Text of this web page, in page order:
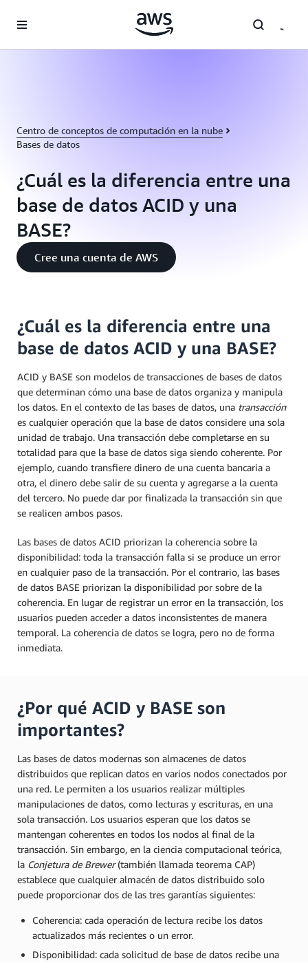
Centro de conceptos de computación en la nube
Bases de datos
¿Cuál es la diferencia entre una
base de datos ACID y una
BASE?
Cree una cuenta de AWS
¿Cuál es la diferencia entre una
base de datos ACID y una BASE?
ACID y BASE son modelos de transacciones de bases de datos
que determinan cómo una base de datos organiza y manipula
los datos. En el contexto de las bases de datos, una transacción
es cualquier operación que la base de datos considere una sola
unidad de trabajo. Una transacción debe completarse en su
totalidad para que la base de datos siga siendo coherente. Por
ejemplo, cuando transfiere dinero de una cuenta bancaria a
otra, el dinero debe salir de su cuenta y agregarse a la cuenta
del tercero. No puede dar por finalizada la transacción sin que
se realicen ambos pasos.
Las bases de datos ACID priorizan la coherencia sobre la
disponibilidad: toda la transacción falla si se produce un error
en cualquier paso de la transacción. Por el contrario, las bases
de datos BASE priorizan la disponibilidad por sobre de la
coherencia. En lugar de registrar un error en la transacción, los
usuarios pueden acceder a datos inconsistentes de manera
temporal. La coherencia de datos se logra, pero no de forma
inmediata.
¿Por qué ACID y BASE son
importantes?
Las bases de datos modernas son almacenes de datos
distribuidos que replican datos en varios nodos conectados por
una red. Le permiten a los usuarios realizar múltiples
manipulaciones de datos, como lecturas y escrituras, en una
sola transacción. Los usuarios esperan que los datos se
mantengan coherentes en todos los nodos al final de la
transacción. Sin embargo, en la ciencia computacional teórica,
la Conjetura de Brewer(también llamada teorema CAP)
establece que cualquier almacén de datos distribuido solo
puede proporcionar dos de las tres garantías siguientes:
Coherencia: cada operación de lectura recibe los datos
actualizados más recientes o un error.
Disponibilidad: cada solicitud de base de datos recibe una